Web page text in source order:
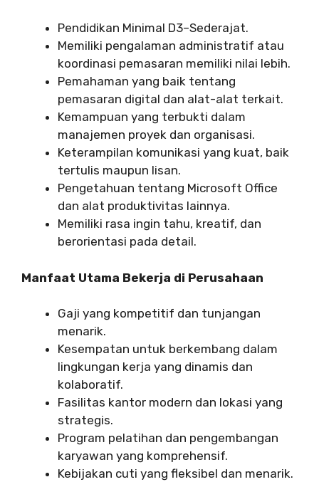
Pendidikan Minimal D3–Sederajat.
Memiliki pengalaman administratif atau
koordinasi pemasaran memiliki nilai lebih.
Pemahaman yang baik tentang
pemasaran digital dan alat-alat terkait.
Kemampuan yang terbukti dalam
manajemen proyek dan organisasi.
Keterampilan komunikasi yang kuat, baik
tertulis maupun lisan.
Pengetahuan tentang Microsoft Office
dan alat produktivitas lainnya.
Memiliki rasa ingin tahu, kreatif, dan
berorientasi pada detail.
Manfaat Utama Bekerja di Perusahaan
Gaji yang kompetitif dan tunjangan
menarik.
Kesempatan untuk berkembang dalam
lingkungan kerja yang dinamis dan
kolaboratif.
Fasilitas kantor modern dan lokasi yang
strategis.
Program pelatihan dan pengembangan
karyawan yang komprehensif.
Kebijakan cuti yang fleksibel dan menarik.